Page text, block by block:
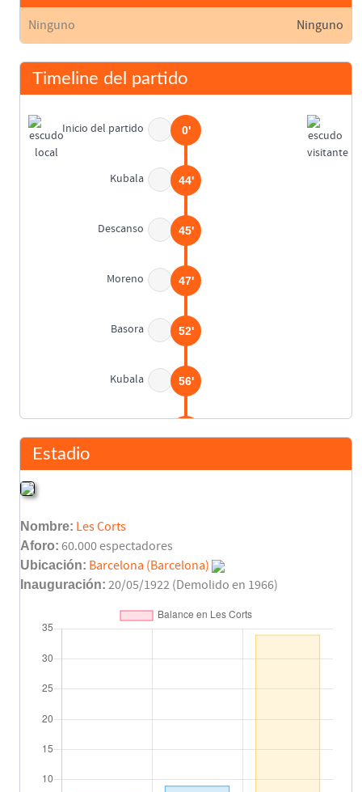
Ninguno Ninguno
Timeline del partido
Inicio del partido 0'
Kubala 44'
Descanso 45'
Moreno 47'
Basora 52'
Kubala 56'
Estadio
Nombre: Les Corts
Aforo: 60.000 espectadores
Ubicación: Barcelona (Barcelona)
Inauguración: 20/05/1922 (Demolido en 1966)